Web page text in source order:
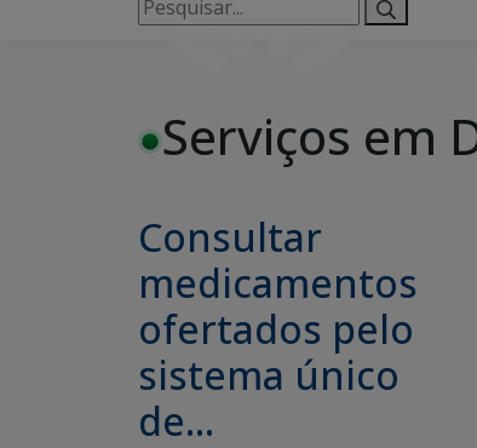
por:
Serviços em
Consultar
medicamentos
ofertados pelo
sistema único
de...